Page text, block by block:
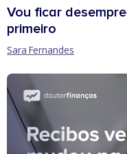
Vou ficar
primeiro
Sara Fernandes